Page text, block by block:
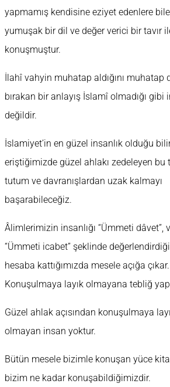
yapmamış kendisine eziyet edenlere bile
yumuşak bir dil ve değer verici bir tavır
konuşmuştur.
İlahî vahyin muhatap aldığını muhatap
bırakan bir anlayış İslamî olmadığı gibi
değildir.
İslamiyet’in en güzel insanlık olduğu
eriştiğimizde güzel ahlakı zedeleyen bu
tutum ve davranışlardan uzak kalmayı
başarabileceğiz.
Âlimlerimizin insanlığı “Ümmeti dâvet”,
“Ümmeti icabet” şeklinde
hesaba kattığımızda mesele açığa çıkar.
Konuşulmaya layık olmayana tebliğ
Güzel ahlak açısından konuşulmaya
olmayan insan yoktur.
Bütün mesele bizimle konuşan yüce
bizim ne kadar konuşabildiğimizdir.